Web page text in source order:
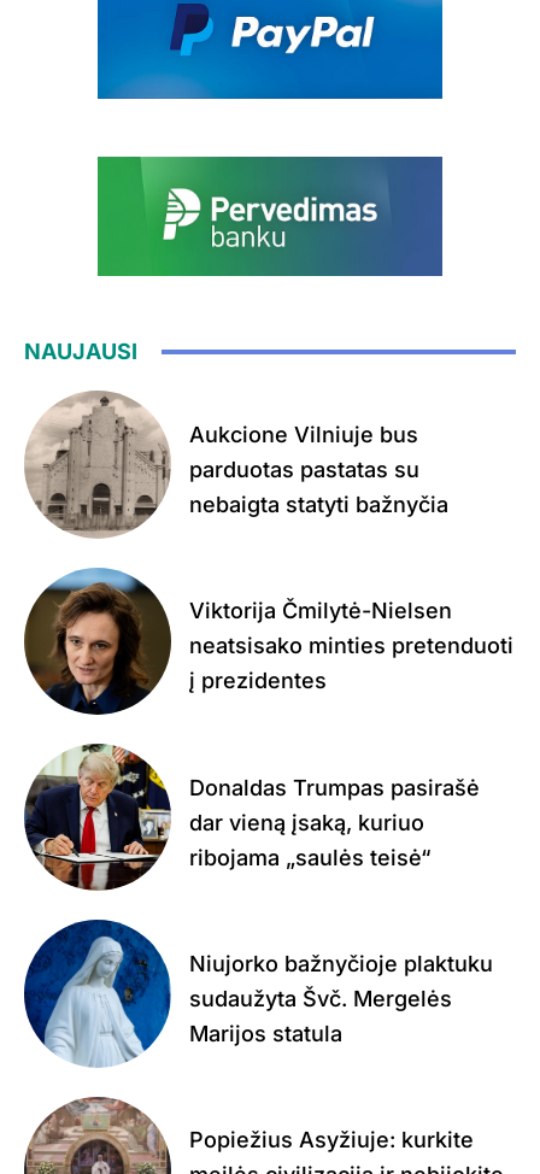
NAUJAUSI
Aukcione Vilniuje bus
parduotas pastatas su
nebaigta statyti bažnyčia
Viktorija Čmilytė-Nielsen
neatsisako minties pretenduoti
į prezidentes
Donaldas Trumpas pasirašė
dar vieną įsaką, kuriuo
ribojama „saulės teisė“
Niujorko bažnyčioje plaktuku
sudaužyta Švč. Mergelės
Marijos statula
Popiežius Asyžiuje: kurkite